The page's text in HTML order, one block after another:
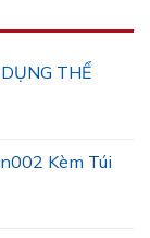
THỂ
Kèm Túi